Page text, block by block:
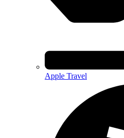
Apple Travel